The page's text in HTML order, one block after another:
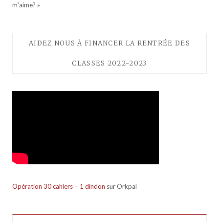
m’aime? »
AIDEZ NOUS À FINANCER LA RENTRÉE DES
CLASSES 2022-2023
Opération 30 cahiers = 1 dindon sur Orkpal